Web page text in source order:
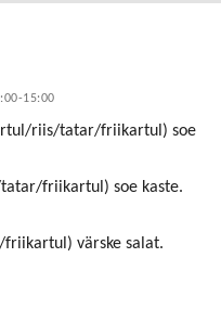
15:00
riis/tatar/friikartul) soe
friikartul) soe kaste.
värske salat.